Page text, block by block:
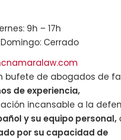
9h – 17h
Cerrado
bufete de abogados de
de experiencia,
incansable a la
y su equipo personal,
por su capacidad de